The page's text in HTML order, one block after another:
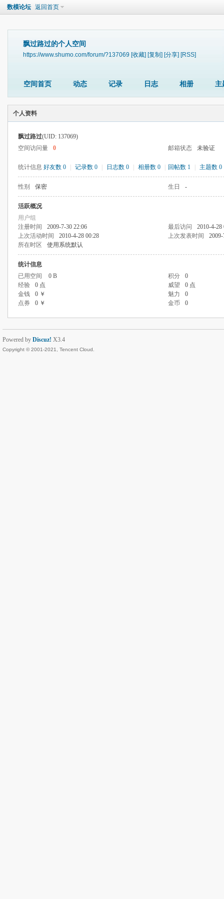
数模论坛 返回首页
飘过路过的个人空间
https://www.shumo.com/forum/?137069 [收藏] [复制] [分享] [RSS]
空间首页 动态 记录 日志 相册 主
个人资料
飘过路过(UID: 137069)
空间访问量
0 邮箱状态 未验证
统计信息 好友数 0 记录数 0 日志数 0 相册数 0 回帖数 1 主题数 0
性别 保密 生日 -
活跃概况
用户组
注册时间
2009-7-30 22:06 最后访问
2010-4-28
上次活动时间
2010-4-28 00:28 上次发表时间
所在时区
使用系统默认
统计信息
已用空间
0 B 积分
0
经验
0 点 威望
0 点
金钱
0 ￥ 魅力
0
点券
0 ￥ 金币 0
Powered by Discuz! X3.4
Copyright © 2001-2021, Tencent Cloud.